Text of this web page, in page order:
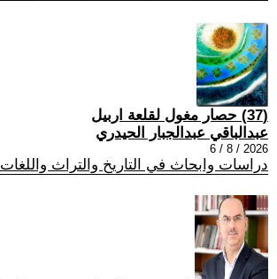
(37) حصار مغول لقلعة اربيل
عبدالباقي عبدالجبار الحيدري
2026 / 8 / 6
دراسات وابحاث في التاريخ والتراث واللغات